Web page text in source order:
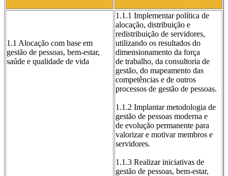
1.1 Alocação com base em
gestão de pessoas, bem-estar,
saúde e qualidade de vida
1.1.1 Implementar política de
alocação, distribuição e
redistribuição de servidores,
utilizando os resultados do
dimensionamento da força
de trabalho, da consultoria de
gestão, do mapeamento das
competências e de outros
processos de gestão de pessoas.
1.1.2 Implantar metodologia de
gestão de pessoas moderna e
de evolução permanente para
valorizar e motivar membros e
servidores.
1.1.3 Realizar iniciativas de
gestão de pessoas, bem-estar,